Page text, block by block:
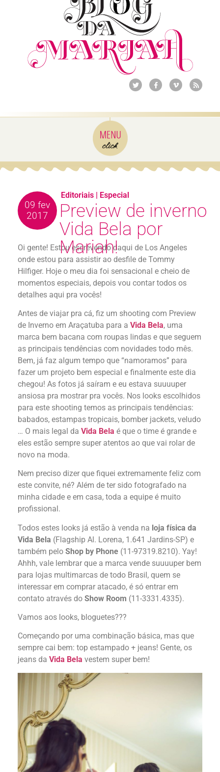
09 fev
2017
Preview de inverno
Vida Bela por
Mariah!
Oi gente! Estou escrevendo daqui de Los Angeles
onde estou para assistir ao desfile de Tommy
Hilfiger. Hoje o meu dia foi sensacional e cheio de
momentos especiais, depois vou contar todos os
detalhes aqui pra vocês!
Antes de viajar pra cá, fiz um shooting com Preview
de Inverno em Araçatuba para a Vida Bela, uma
marca bem bacana com roupas lindas e que seguem
as principais tendências com novidades todo mês.
Bem, já faz algum tempo que “namoramos” para
fazer um projeto bem especial e finalmente este dia
chegou! As fotos já saíram e eu estava suuuuper
ansiosa pra mostrar pra vocês. Nos looks escolhidos
para este shooting temos as principais tendências:
babados, estampas tropicais, bomber jackets, veludo
… O mais legal da Vida Bela é que o time é grande e
eles estão sempre super atentos ao que vai rolar de
novo na moda.
Nem preciso dizer que fiquei extremamente feliz com
este convite, né? Além de ter sido fotografado na
minha cidade e em casa, toda a equipe é muito
profissional.
Todos estes looks já estão à venda na loja física da
Vida Bela (Flagship Al. Lorena, 1.641 Jardins-SP) e
também pelo Shop by Phone (11-97319.8210). Yay!
Ahhh, vale lembrar que a marca vende suuuuper bem
para lojas multimarcas de todo Brasil, quem se
interessar em comprar atacado, é só entrar em
contato através do Show Room (11-3331.4335).
Vamos aos looks, bloguetes???
Começando por uma combinação básica, mas que
sempre cai bem: top estampado + jeans! Gente, os
jeans da Vida Bela vestem super bem!
Editoriais | Especial